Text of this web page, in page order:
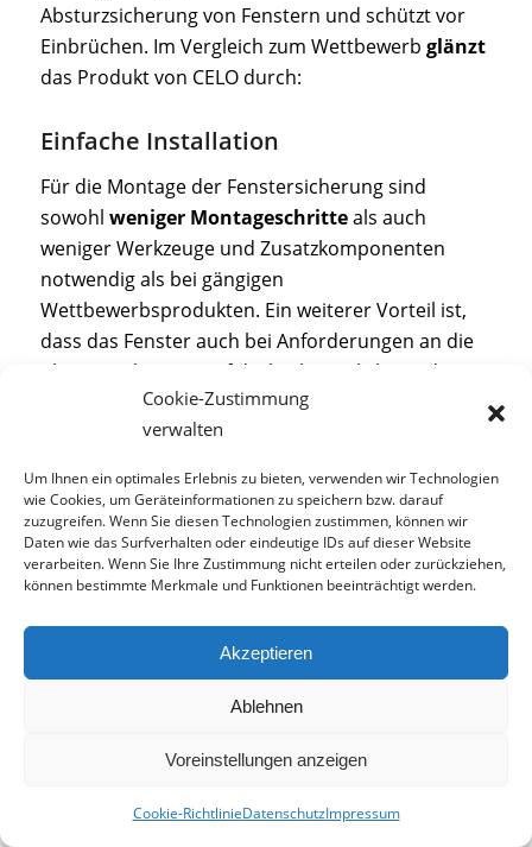
Cookie-Zustimmung
verwalten
Um Ihnen ein optimales Erlebnis zu bieten, verwenden wir Technologien
wie Cookies, um Geräteinformationen zu speichern bzw. darauf
zuzugreifen. Wenn Sie diesen Technologien zustimmen, können wir
Daten wie das Surfverhalten oder eindeutige IDs auf dieser Website
verarbeiten. Wenn Sie Ihre Zustimmung nicht erteilen oder zurückziehen,
können bestimmte Merkmale und Funktionen beeinträchtigt werden.
Akzeptieren
Ablehnen
Voreinstellungen anzeigen
Cookie-RichtlinieDatenschutzImpressum
Absturzsicherung von Fenstern und schützt vor
Einbrüchen. Im Vergleich zum Wettbewerb glänzt
das Produkt von CELO durch:
Einfache Installation
Für die Montage der Fenstersicherung sind
sowohl weniger Montageschritteals auch
weniger Werkzeuge und Zusatzkomponenten
notwendig als bei gängigen
Wettbewerbsprodukten. Ein weiterer Vorteil ist,
dass das Fenster auch bei Anforderungen an die
Absturzsicherung auf die herkömmliche und
gewohnte Arteingebaut werden kann. Dadurch
werden Montagefehler beim Einbau minimiert.
Flexibilität und Nachrüstbarkeit
den Laibungsrand installiert werden und ermöglicht